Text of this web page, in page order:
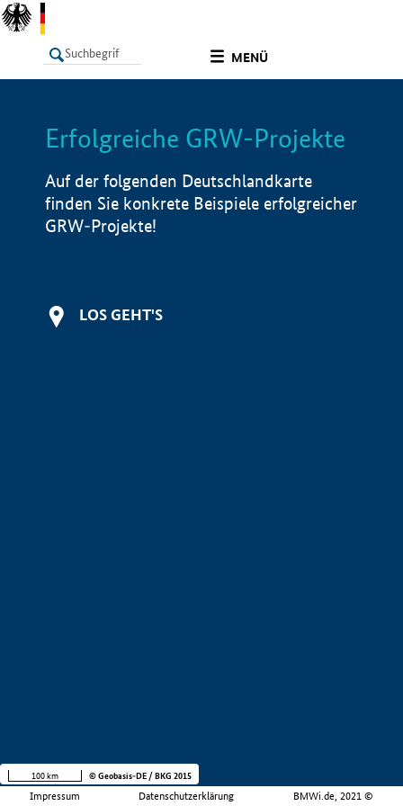
MENÜ
LISTE Info
Erfolgreiche GRW-Projekte
Auf der folgenden Deutschlandkarte
finden Sie konkrete Beispiele erfolgreicher
GRW-Projekte!
LOS GEHT'S
Impressum Datenschutzerklärung BMWi.de, 2021 ©
100 km © Geobasis-DE / BKG 2015